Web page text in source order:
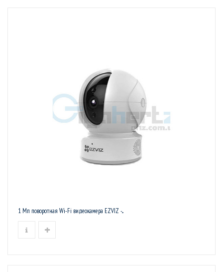
1 Мп поворотная Wi-Fi видеокамера EZVIZ -...